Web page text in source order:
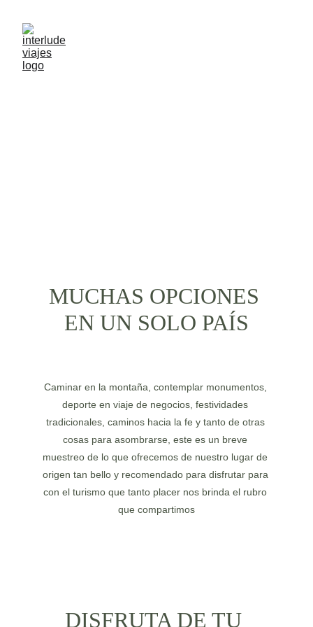
MUCHAS OPCIONES
EN UN SOLO PAÍS
Caminar en la montaña, contemplar monumentos,
deporte en viaje de negocios, festividades
tradicionales, caminos hacia la fe y tanto de otras
cosas para asombrarse, este es un breve
muestreo de lo que ofrecemos de nuestro lugar de
origen tan bello y recomendado para disfrutar para
con el turismo que tanto placer nos brinda el rubro
que compartimos
DISFRUTA DE TU